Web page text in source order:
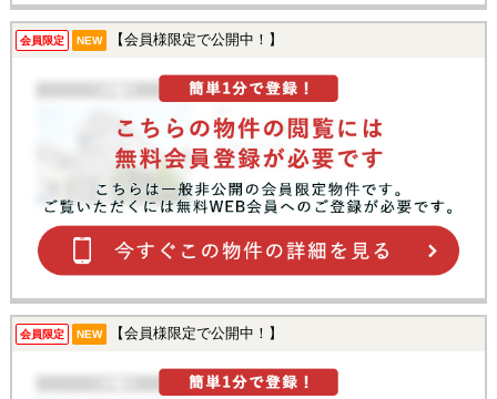
会員限定 NEW 【会員様限定で公開中！】
会員限定 NEW 【会員様限定で公開中！】